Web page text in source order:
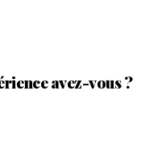
avez-vous ?